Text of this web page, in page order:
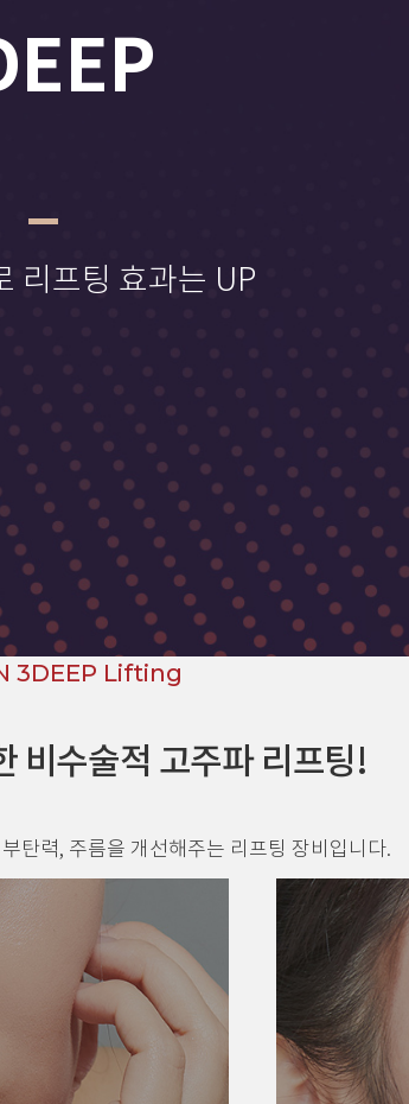
리프팅 효과는 UP
3DEEP Lifting
비수술적 고주파 리프팅!
탄력, 주름을 개선해주는 리프팅 장비입니다.